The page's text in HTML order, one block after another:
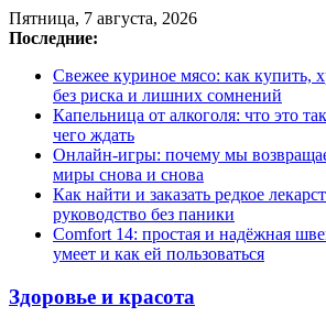
Пятница, 7 августа, 2026
Последние:
Свежее куриное мясо: как купить,
без риска и лишних сомнений
Капельница от алкоголя: что это
чего ждать
Онлайн-игры: почему мы
миры снова и снова
Как найти и заказать редкое
руководство без паники
Comfort 14: простая и надёжная
умеет и как ей пользоваться
Здоровье и красота